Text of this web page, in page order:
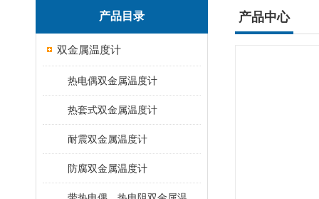
产品目录
双金属温度计
热电偶双金属温度计
热套式双金属温度计
耐震双金属温度计
防腐双金属温度计
产品中心